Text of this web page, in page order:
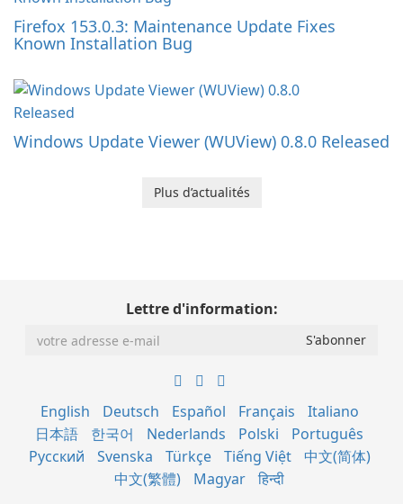
Firefox 153.0.3: Maintenance Update Fixes
Known Installation Bug
Windows Update Viewer (WUView) 0.8.0 Released
Plus d’actualités
Lettre d'information:
English Deutsch Español Français
Italiano
日本語
한국어 Nederlands Polski
Português
Русский
Svenska Türkçe Tiếng Việt
中文(简体)
中文(繁體)
Magyar हिन्दी